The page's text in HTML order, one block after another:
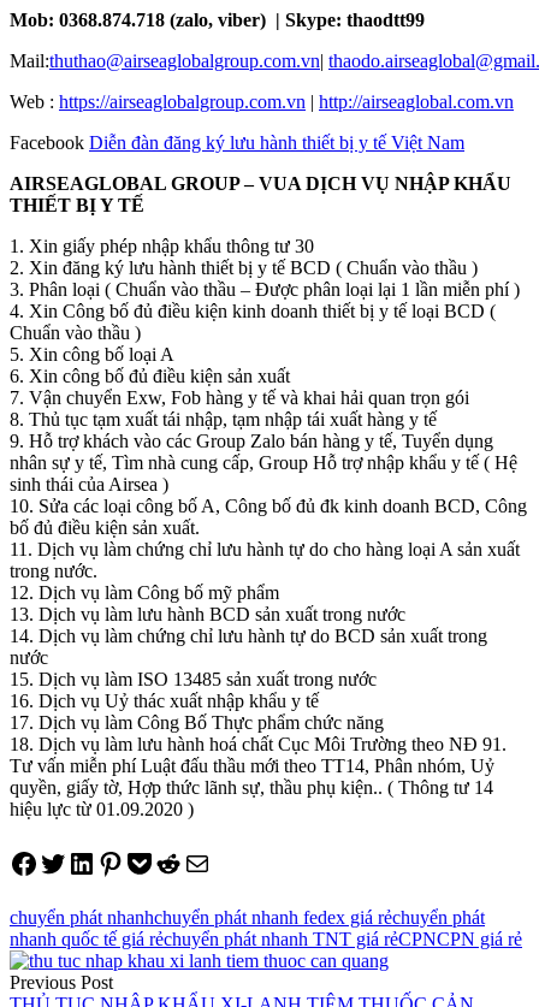
Mob: 0368.874.718 (zalo, viber) | Skype: thaodtt99
Mail:thuthao@airseaglobalgroup.com.vn|
Web : https://airseaglobalgroup.com.vn | http://airseaglobal.com.vn
Facebook Diễn đàn đăng ký lưu hành thiết bị y tế Việt Nam
AIRSEAGLOBAL GROUP – VUA DỊCH VỤ NHẬP KHẨU
THIẾT BỊ Y TẾ
1. Xin giấy phép nhập khẩu thông tư 30
2. Xin đăng ký lưu hành thiết bị y tế BCD ( Chuẩn vào thầu )
3. Phân loại ( Chuẩn vào thầu – Được phân loại lại 1 lần miễn phí )
4. Xin Công bố đủ điều kiện kinh doanh thiết bị y tế loại BCD (
Chuẩn vào thầu )
5. Xin công bố loại A
6. Xin công bố đủ điều kiện sản xuất
7. Vận chuyển Exw, Fob hàng y tế và khai hải quan trọn gói
8. Thủ tục tạm xuất tái nhập, tạm nhập tái xuất hàng y tế
9. Hỗ trợ khách vào các Group Zalo bán hàng y tế, Tuyển dụng
nhân sự y tế, Tìm nhà cung cấp, Group Hỗ trợ nhập khẩu y tế ( Hệ
sinh thái của Airsea )
10. Sửa các loại công bố A, Công bố đủ đk kinh doanh BCD, Công
bố đủ điều kiện sản xuất.
11. Dịch vụ làm chứng chỉ lưu hành tự do cho hàng loại A sản xuất
trong nước.
12. Dịch vụ làm Công bố mỹ phẩm
13. Dịch vụ làm lưu hành BCD sản xuất trong nước
14. Dịch vụ làm chứng chỉ lưu hành tự do BCD sản xuất trong
nước
15. Dịch vụ làm ISO 13485 sản xuất trong nước
16. Dịch vụ Uỷ thác xuất nhập khẩu y tế
17. Dịch vụ làm Công Bố Thực phẩm chức năng
18. Dịch vụ làm lưu hành hoá chất Cục Môi Trường theo NĐ 91.
Tư vấn miễn phí Luật đấu thầu mới theo TT14, Phân nhóm, Uỷ
quyền, giấy tờ, Hợp thức lãnh sự, thầu phụ kiện.. ( Thông tư 14
hiệu lực từ 01.09.2020 )
Share on Facebook
Tweet on Twitter
Share on LinkedIn
Pin on Pinterest
Save to pocket
Share on Reddit
Share via Email
chuyển phát nhanhchuyển phát nhanh fedex giá rẻchuyển phát
nhanh quốc tế giá rẻchuyển phát nhanh TNT giá rẻCPNCPN giá rẻ
Điều
hướng
Previous Post